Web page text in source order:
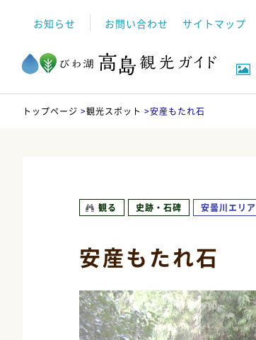
お知らせ お問い合わせ サイトマップ
高島市について
自然 イベント
トップページ >観光スポット >安産もたれ石
観る 史跡・石碑 安曇川エリア
安産もたれ石